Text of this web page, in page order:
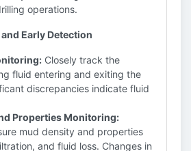
operations.
Early Detection
Closely track the
fluid entering and exiting the
discrepancies indicate fluid
Properties Monitoring:
mud density and properties
and fluid loss. Changes in